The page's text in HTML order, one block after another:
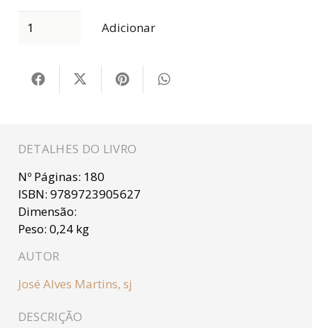
Adicionar
DETALHES DO LIVRO
Nº Páginas: 180
ISBN: 9789723905627
Dimensão:
Peso: 0,24 kg
AUTOR
José Alves Martins, sj
DESCRIÇÃO